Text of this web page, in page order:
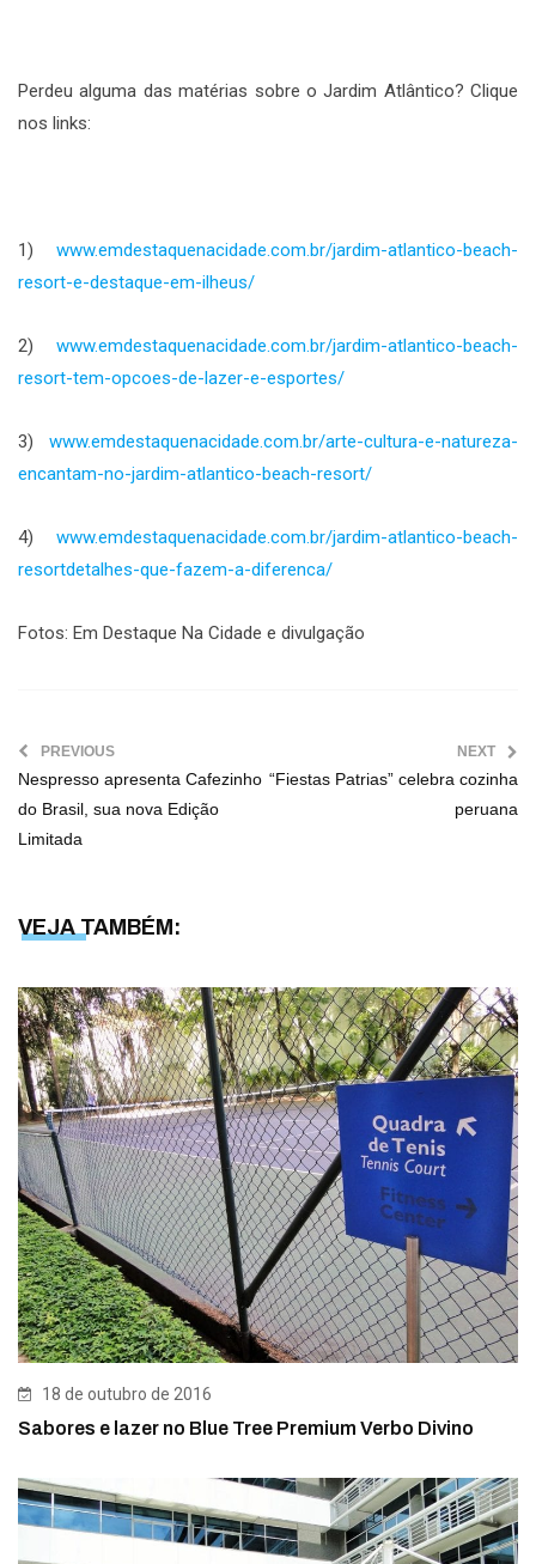
Perdeu alguma das matérias sobre o Jardim Atlântico? Clique
nos links:
1) www.emdestaquenacidade.com.br/jardim-atlantico-beach-
resort-e-destaque-em-ilheus/
2) www.emdestaquenacidade.com.br/jardim-atlantico-beach-
resort-tem-opcoes-de-lazer-e-esportes/
3) www.emdestaquenacidade.com.br/arte-cultura-e-natureza-
encantam-no-jardim-atlantico-beach-resort/
4) www.emdestaquenacidade.com.br/jardim-atlantico-beach-
resortdetalhes-que-fazem-a-diferenca/
Fotos: Em Destaque Na Cidade e divulgação
PREVIOUS
Nespresso apresenta Cafezinho
do Brasil, sua nova Edição
Limitada
NEXT
“Fiestas Patrias” celebra cozinha
peruana
VEJA TAMBÉM:
18 de outubro de 2016
Sabores e lazer no Blue Tree Premium Verbo Divino